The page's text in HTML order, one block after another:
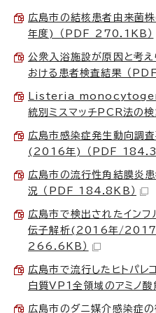
広島市の結核患者由来菌
年度) （PDF 270.1KB）
公衆入浴施設が原因と考え
おける患者検査結果 （
Listeria
統別ミスマッチPCR法の
広島市感染症発生動向調
(2016年) （PDF
広島市の流行性角結膜炎
況 （PDF 184.8KB）
広島市で検出されたインフ
伝子解析(2016年/2017
266.6KB）
広島市で流行したヒトパ
白質VP1全領域のアミノ
広島市のダニ媒介感染症